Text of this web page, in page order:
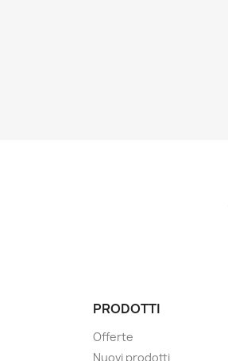
PRODOTTI
Offerte
Nuovi prodotti